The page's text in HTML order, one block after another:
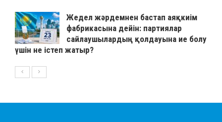
Жедел жәрдемнен бастап аяқкиім
фабрикасына дейін: партиялар
сайлаушылардың қолдауына ие болу
үшін не істеп жатыр?